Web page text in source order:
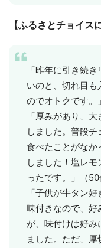
【ふるさとチョイス
「昨年に引き続
いのと、切れ目も
のでオトクです。
「厚みがあり、
しました。普段
食べたことがなか
しました！塩レ
ったです。」（50
「子供が牛タン
味付きなので、好
が、味付けは好み
ました。ただ、